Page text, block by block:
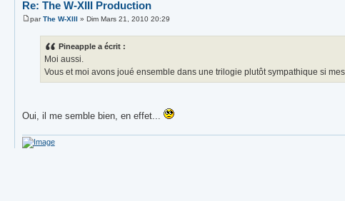
Re: The W-XIII Production
parThe W-XIII» Dim Mars 21, 2010 20:29
Pineapple a écrit :
Moi aussi.
Vous et moi avons joué ensemble dans une trilogie plutôt sympathique si
Oui, il me semble bien, en effet...